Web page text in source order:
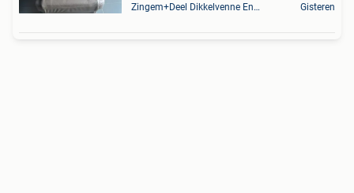
Zingem+Deel Dikkelvenne En Nederzwalm-Hermelgem Gisteren